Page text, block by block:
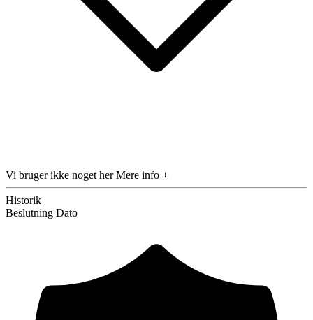
Vi bruger ikke noget herMere info +
Historik
Beslutning Dato